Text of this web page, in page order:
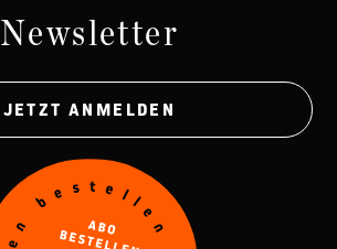
Newsletter
JETZT ANMELDEN